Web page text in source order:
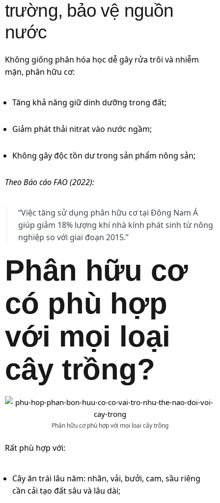
trường, bảo vệ nguồn
nước
Không giống phân hóa học dễ gây rửa trôi và nhiễm
mặn, phân hữu cơ:
Tăng khả năng giữ dinh dưỡng trong đất;
Giảm phát thải nitrat vào nước ngầm;
Không gây độc tồn dư trong sản phẩm nông sản;
Theo Báo cáo FAO (2022):
“Việc tăng sử dụng phân hữu cơ tại Đông Nam Á
giúp giảm 18% lượng khí nhà kính phát sinh từ nông
nghiệp so với giai đoạn 2015.”
Phân hữu cơ
có phù hợp
với mọi loại
cây trồng?
Phân hữu cơ phù hợp với mọi loại cây trồng
Rất phù hợp với:
Cây ăn trái lâu năm: nhãn, vải, bưởi, cam, sầu riêng
cần cải tạo đất sâu và lâu dài;